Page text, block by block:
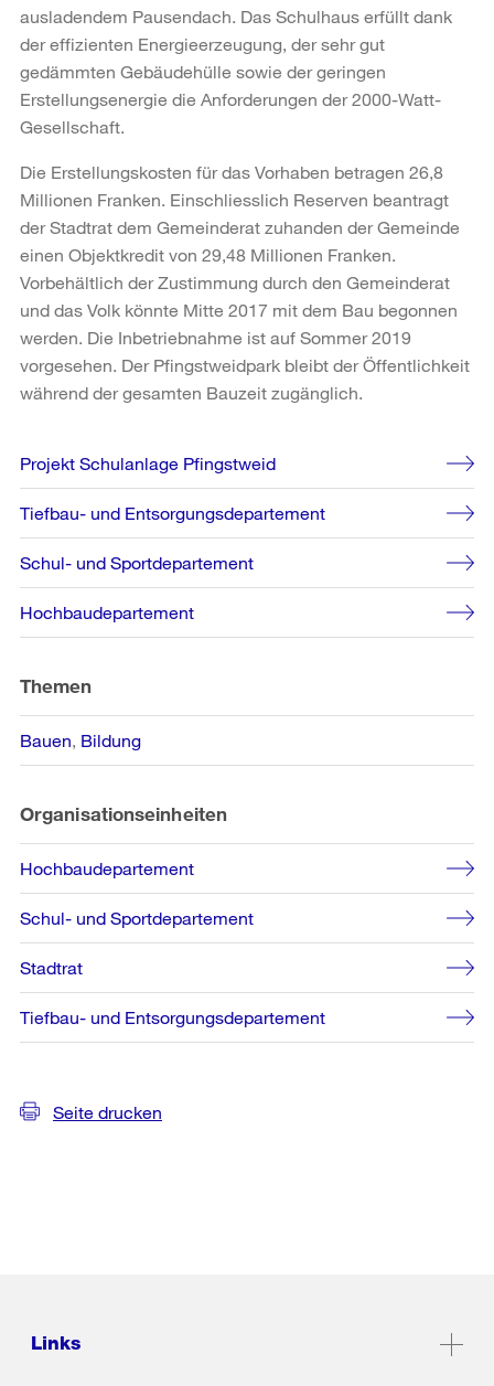
ausladendem Pausendach. Das Schulhaus erfüllt dank
der effizienten Energieerzeugung, der sehr gut
gedämmten Gebäudehülle sowie der geringen
Erstellungsenergie die Anforderungen der 2000-Watt-
Gesellschaft.
Die Erstellungskosten für das Vorhaben betragen 26,8
Millionen Franken. Einschliesslich Reserven beantragt
der Stadtrat dem Gemeinderat zuhanden der Gemeinde
einen Objektkredit von 29,48 Millionen Franken.
Vorbehältlich der Zustimmung durch den Gemeinderat
und das Volk könnte Mitte 2017 mit dem Bau begonnen
werden. Die Inbetriebnahme ist auf Sommer 2019
vorgesehen. Der Pfingstweidpark bleibt der Öffentlichkeit
während der gesamten Bauzeit zugänglich.
Weitere
Informationen
Projekt Schulanlage Pfingstweid
Tiefbau- und Entsorgungsdepartement
Schul- und Sportdepartement
Hochbaudepartement
Themen
Bauen Bildung
Organisationseinheiten
Hochbaudepartement
Schul- und Sportdepartement
Stadtrat
Tiefbau- und Entsorgungsdepartement
Seite drucken
Links